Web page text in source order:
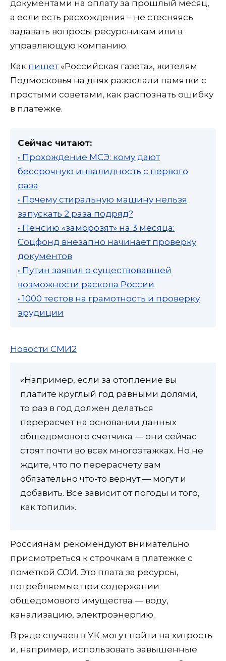
документами на оплату за прошлый месяц,
а если есть расхождения – не стесняясь
задавать вопросы ресурсникам или в
управляющую компанию.
Как пишет«Российская газета», жителям
Подмосковья на днях разослали памятки с
простыми советами, как распознать ошибку
в платежке.
Сейчас читают:
• Прохождение МСЭ: кому дают
бессрочную инвалидность с первого
раза
• Почему стиральную машину нельзя
запускать 2 раза подряд?
• Пенсию «заморозят» на 3 месяца:
Соцфонд внезапно начинает проверку
документов
• Путин заявил о существовавшей
возможности раскола России
• 1000 тестов на грамотность и проверку
эрудиции
Новости СМИ2
«Например, если за отопление вы
платите круглый год равными долями,
то раз в год должен делаться
перерасчет на основании данных
общедомового счетчика — они сейчас
стоят почти во всех многоэтажках. Но не
ждите, что по перерасчету вам
обязательно что-то вернут — могут и
добавить. Все зависит от погоды и того,
как топили».
Россиянам рекомендуют внимательно
присмотреться к строчкам в платежке с
пометкой СОИ. Это плата за ресурсы,
потребляемые при содержании
общедомового имущества — воду,
канализацию, электроэнергию.
В ряде случаев в УК могут пойти на хитрость
и, например, использовать завышенные